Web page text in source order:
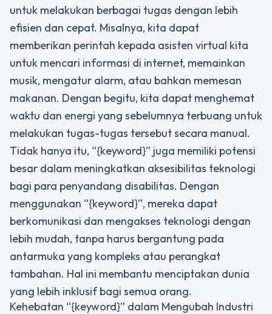
untuk melakukan berbagai tugas dengan lebih
efisien dan cepat. Misalnya, kita dapat
memberikan perintah kepada asisten virtual kita
untuk mencari informasi di internet, memainkan
musik, mengatur alarm, atau bahkan memesan
makanan. Dengan begitu, kita dapat menghemat
waktu dan energi yang sebelumnya terbuang untuk
melakukan tugas-tugas tersebut secara manual.
Tidak hanya itu, “{keyword}” juga memiliki potensi
besar dalam meningkatkan aksesibilitas teknologi
bagi para penyandang disabilitas. Dengan
menggunakan “{keyword}”, mereka dapat
berkomunikasi dan mengakses teknologi dengan
lebih mudah, tanpa harus bergantung pada
antarmuka yang kompleks atau perangkat
tambahan. Hal ini membantu menciptakan dunia
yang lebih inklusif bagi semua orang.
Kehebatan “{keyword}” dalam Mengubah Industri